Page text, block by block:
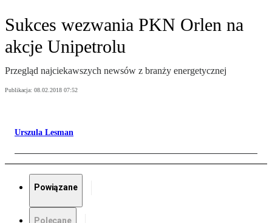
Sukces wezwania PKN Orlen na
akcje Unipetrolu
Przegląd najciekawszych newsów z branży energetycznej
Publikacja: 08.02.2018 07:52
Urszula Lesman
Powiązane
Polecane